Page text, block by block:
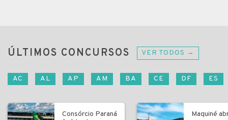
ÚLTIMOS CONCURSOS VER TODOS →
AC AL AP AM BA CE DF ES
Consórcio Paraná
Maquiné